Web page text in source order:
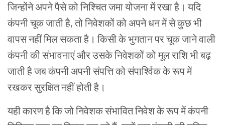
जिन्होंने अपने पैसे को निश्चित जमा योजना में रखा है। यदि
कंपनी चूक जाती है, तो निवेशकों को अपने धन में से कुछ भी
वापस नहीं मिल सकता है। किसी के भुगतान पर चूक जाने वाली
कंपनी की संभावनाएं और उसके निवेशकों को मूल राशि भी बढ़
जाती है जब कंपनी अपनी संपत्ति को संपार्श्विक के रूप में
रखकर सुरक्षित नहीं होती है।
यही कारण है कि जो निवेशक संभावित निवेश के रूप में कंपनी